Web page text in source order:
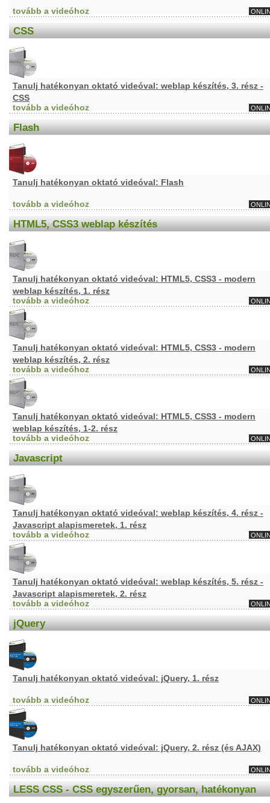
tovább a videóhoz
CSS
Tanulj hatékonyan oktató videóval: weblap készítés, 3. rész -
CSS
tovább a videóhoz
Flash
Tanulj hatékonyan oktató videóval: Flash
tovább a videóhoz
HTML5, CSS3 weblap készítés
Tanulj hatékonyan oktató videóval: HTML5, CSS3 - modern
weblap készítés, 1. rész
tovább a videóhoz
Tanulj hatékonyan oktató videóval: HTML5, CSS3 - modern
weblap készítés, 2. rész
tovább a videóhoz
Tanulj hatékonyan oktató videóval: HTML5, CSS3 - modern
weblap készítés, 1-2. rész
tovább a videóhoz
Javascript
Tanulj hatékonyan oktató videóval: weblap készítés, 4. rész -
Javascript alapismeretek, 1. rész
tovább a videóhoz
Tanulj hatékonyan oktató videóval: weblap készítés, 5. rész -
Javascript alapismeretek, 2. rész
tovább a videóhoz
jQuery
Tanulj hatékonyan oktató videóval: jQuery, 1. rész
tovább a videóhoz
Tanulj hatékonyan oktató videóval: jQuery, 2. rész (és AJAX)
tovább a videóhoz
LESS CSS - CSS egyszerűen, gyorsan, hatékonyan